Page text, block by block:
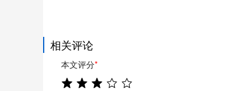
相关评论
本文评分*